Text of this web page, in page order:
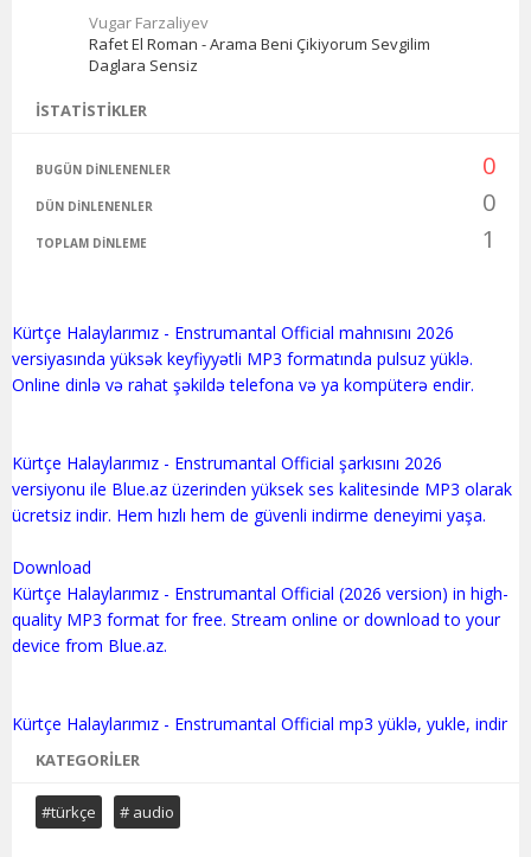
Vugar Farzaliyev
Rafet El Roman - Arama Beni Çikiyorum Sevgilim
Daglara Sensiz
İSTATISTIKLER
BUGÜN DINLENENLER 0
DÜN DINLENENLER 0
TOPLAM DINLEME 1
Kürtçe Halaylarımız - Enstrumantal Official mahnısını 2026
versiyasında yüksək keyfiyyətli MP3 formatında pulsuz yüklə.
Online dinlə və rahat şəkildə telefona və ya kompüterə endir.
Kürtçe Halaylarımız - Enstrumantal Official şarkısını 2026
versiyonu ile Blue.az üzerinden yüksek ses kalitesinde MP3 olarak
ücretsiz indir. Hem hızlı hem de güvenli indirme deneyimi yaşa.
Download
Kürtçe Halaylarımız - Enstrumantal Official (2026 version) in high-
quality MP3 format for free. Stream online or download to your
device from Blue.az.
KATEGORILER
#türkçe # audio